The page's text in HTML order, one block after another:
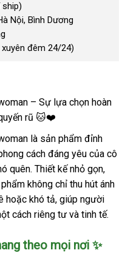
Nội, Bình Dương
xuyên đêm 24/24)
– Sự lựa chọn hoàn
rũ 🐱❤️
là sản phẩm đỉnh
cách đáng yêu của cô
quên. Thiết kế nhỏ gọn,
không chỉ thu hút ánh
hoặc khó tả, giúp người
cách riêng tư và tinh tế.
theo mọi nơi ✨